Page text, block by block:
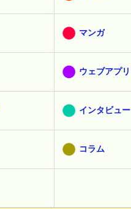
マンガ
ウェブアプリ
インタビュー
コラム